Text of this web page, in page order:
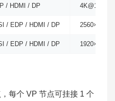
/ HDMI / DP 4K@120Hz
/ EDP / HDMI / DP
/ EDP / HDMI / DP
每个 VP 节点可挂接 1 个